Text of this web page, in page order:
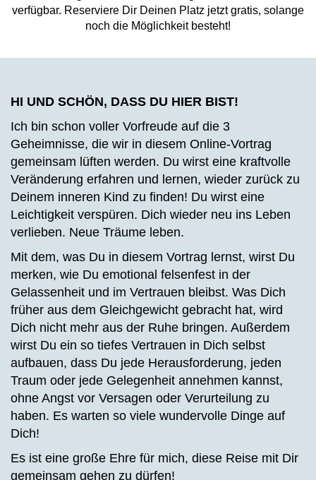
verfügbar. Reserviere Dir Deinen Platz jetzt gratis, solange
noch die Möglichkeit besteht!
HI UND SCHÖN, DASS DU HIER BIST!
Ich bin schon voller Vorfreude auf die 3
Geheimnisse, die wir in diesem Online-Vortrag
gemeinsam lüften werden. Du wirst eine kraftvolle
Veränderung erfahren und lernen, wieder zurück zu
Deinem inneren Kind zu finden! Du wirst eine
Leichtigkeit verspüren. Dich wieder neu ins Leben
verlieben. Neue Träume leben.
Mit dem, was Du in diesem Vortrag lernst, wirst Du
merken, wie Du emotional felsenfest in der
Gelassenheit und im Vertrauen bleibst. Was Dich
früher aus dem Gleichgewicht gebracht hat, wird
Dich nicht mehr aus der Ruhe bringen. Außerdem
wirst Du ein so tiefes Vertrauen in Dich selbst
aufbauen, dass Du jede Herausforderung, jeden
Traum oder jede Gelegenheit annehmen kannst,
ohne Angst vor Versagen oder Verurteilung zu
haben. Es warten so viele wundervolle Dinge auf
Dich!
Es ist eine große Ehre für mich, diese Reise mit Dir
gemeinsam gehen zu dürfen!